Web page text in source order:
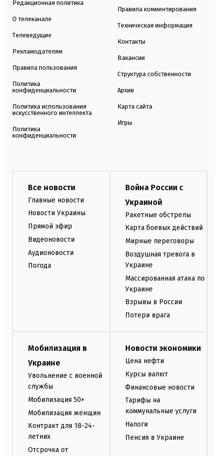
Редакционная политика
О телеканале
Телеведущие
Рекламодателям
Правила пользования
Политика
конфиденциальности
Политика использования
искусственного интеллекта
Политика
конфиденциальности
Правила комментирования
Техническая информация
Контакты
Вакансии
Структура собственности
Архив
Карта сайта
Игры
Все новости
Главные новости
Новости Украины
Прямой эфир
Видеоновости
Аудионовости
Погода
Война России с
Украиной
Ракетные обстрелы
Карта боевых действий
Мирные переговоры
Воздушная тревога в
Украине
Массированная атака по
Украине
Взрывы в России
Потери врага
Мобилизация в
Украине
Увольнение с военной
службы
Мобилизация 50+
Мобилизация женщин
Контракт для 18-24-
летних
Отсрочка от
Новости экономики
Цена нефти
Курсы валют
Финансовые новости
Тарифы на
коммунальные услуги
Налоги
Пенсия в Украине